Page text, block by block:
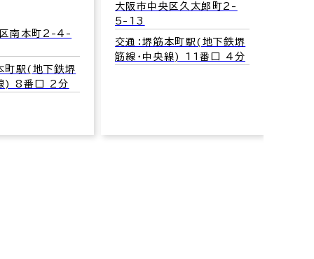
区南本町2-4-
町駅(地下鉄堺
) 8番口 2分
大阪市中央区久太郎町2-
5-13
交通：堺筋本町駅(地下鉄堺
筋線･中央線) 11番口 4分